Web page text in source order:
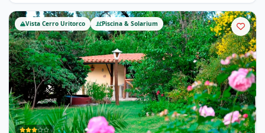
Vista Cerro Uritorco Piscina & Solarium